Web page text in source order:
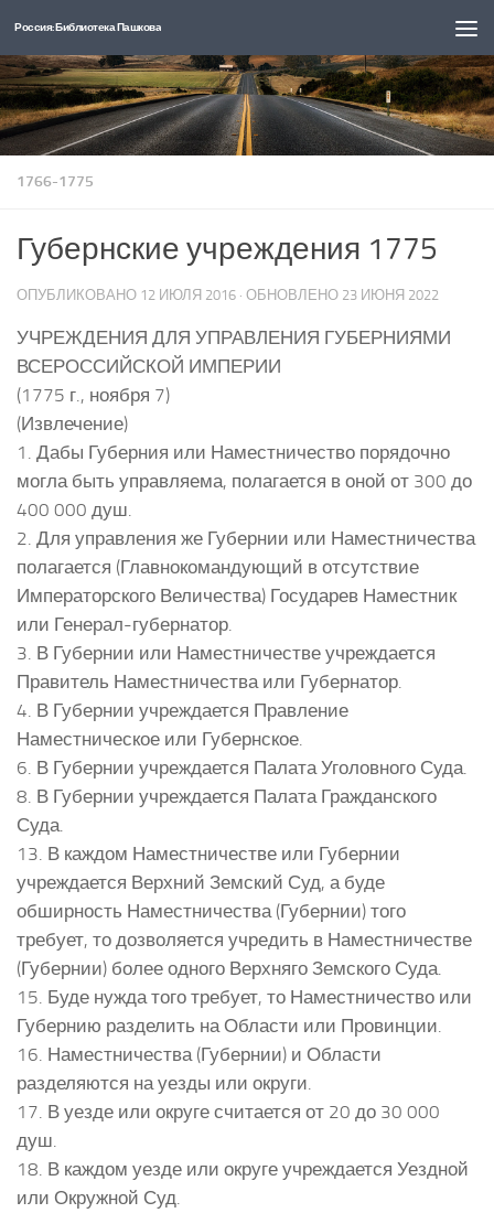
Перейти к содержимому
Россия: Библиотека Пашкова
1766-1775
Губернские учреждения 1775
ОПУБЛИКОВАНО 12 ИЮЛЯ 2016 · ОБНОВЛЕНО 23 ИЮНЯ 2022
УЧРЕЖДЕНИЯ ДЛЯ УПРАВЛЕНИЯ ГУБЕРНИЯМИ
ВСЕРОССИЙСКОЙ ИМПЕРИИ
(1775 г., ноября 7)
(Извлечение)
1. Дабы Губерния или Наместничество порядочно
могла быть управляема, полагается в оной от 300 до
400 000 душ.
2. Для управления же Губернии или Наместничества
полагается (Главнокомандующий в отсутствие
Императорского Величества) Государев Наместник
или Генерал-губернатор.
3. В Губернии или Наместничестве учреждается
Правитель Наместничества или Губернатор.
4. В Губернии учреждается Правление
Наместническое или Губернское.
6. В Губернии учреждается Палата Уголовного Суда.
8. В Губернии учреждается Палата Гражданского
Суда.
13. В каждом Наместничестве или Губернии
учреждается Верхний Земский Суд, а буде
обширность Наместничества (Губернии) того
требует, то дозволяется учредить в Наместничестве
(Губернии) более одного Верхняго Земского Суда.
15. Буде нужда того требует, то Наместничество или
Губернию разделить на Области или Провинции.
16. Наместничества (Губернии) и Области
разделяются на уезды или округи.
17. В уезде или округе считается от 20 до 30 000
душ.
18. В каждом уезде или округе учреждается Уездной
или Окружной Суд.